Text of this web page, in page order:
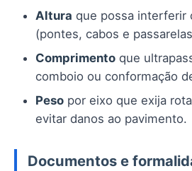
Altura que possa interferir
(pontes, cabos e
Comprimento que
comboio ou conformação
Peso por eixo que exija
evitar danos ao pavimento.
Documentos e